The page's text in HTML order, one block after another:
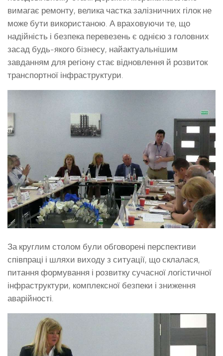
вимагає ремонту, велика частка залізничних гілок не
може бути використаною. А враховуючи те, що
надійність і безпека перевезень є однією з головних
засад будь-якого бізнесу, найактуальнішим
завданням для регіону стає відновлення й розвиток
транспортної інфраструктури.
За круглим столом були обговорені перспективи
співпраці і шляхи виходу з ситуації, що склалася,
питання формування і розвитку сучасної логістичної
інфраструктури, комплексної безпеки і зниження
аварійності.